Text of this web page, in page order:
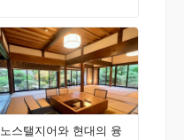
노스탤지어와 현대의 융